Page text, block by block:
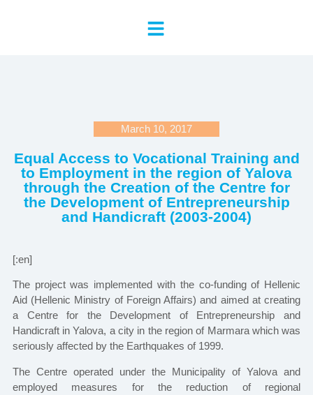
March 10, 2017
Equal Access to Vocational Training and
to Employment in the region of Yalova
through the Creation of the Centre for
the Development of Entrepreneurship
and Handicraft (2003-2004)
[:en]
The project was implemented with the co-funding of Hellenic
Aid (Hellenic Ministry of Foreign Affairs) and aimed at creating
a Centre for the Development of Entrepreneurship and
Handicraft in Yalova, a city in the region of Marmara which was
seriously affected by the Earthquakes of 1999.
The Centre operated under the Municipality of Yalova and
employed measures for the reduction of regional